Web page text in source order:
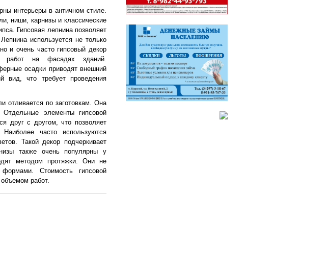
интерьеры в античном стиле.
ниши, карнизы и классические
Гипсовая лепнина позволяет
используется не только
и очень часто гипсовый декор
работ на фасадах зданий.
осадки приводят внешний
вид, что требует проведения
отливается по заготовкам. Она
элементы гипсовой
друг с другом, что позволяет
часто используются
Такой декор подчеркивает
также очень популярны у
методом протяжки. Они не
Стоимость гипсовой
работ.